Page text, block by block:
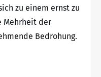
zu einem ernst zu
Mehrheit der
Bedrohung.